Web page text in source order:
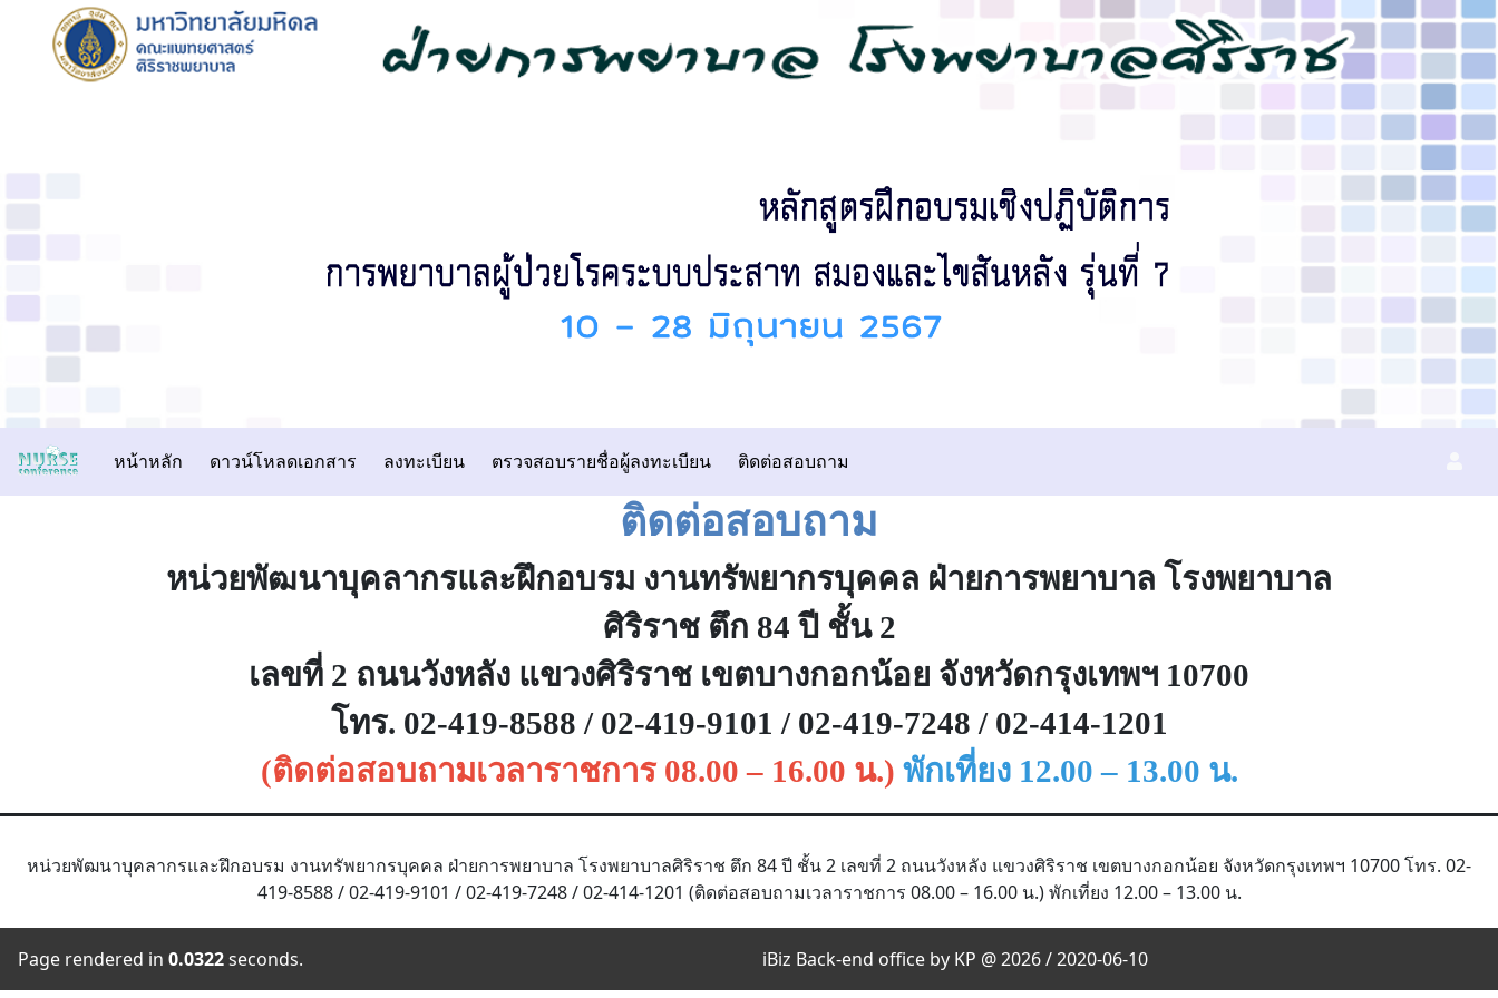
หน้าหลัก ดาวน์โหลดเอกสาร ลงทะเบียน ตรวจสอบรายชื่อผู้ลงทะเบียน ติดต่อสอบถาม
ติดต่อสอบถาม
หน่วยพัฒนาบุคลากรและฝึกอบรม งานทรัพยากรบุคคล ฝ่ายการพยาบาล โรงพยาบาล
ศิริราช ตึก 84 ปี ชั้น 2
เลขที่ 2 ถนนวังหลัง แขวงศิริราช เขตบางกอกน้อย จังหวัดกรุงเทพฯ 10700
โทร. 02-419-8588 / 02-419-9101 / 02-419-7248 / 02-414-1201
(ติดต่อสอบถามเวลาราชการ 08.00 – 16.00 น.) พักเที่ยง12.00 – 13.00 น.
หน่วยพัฒนาบุคลากรและฝึกอบรม งานทรัพยากรบุคคล ฝ่ายการพยาบาล โรงพยาบาลศิริราช ตึก 84 ปี ชั้น 2 เลขที่ 2 ถนนวังหลัง แขวงศิริราช เขตบางกอกน้อย จังหวัดกรุงเทพฯ 10700 โทร. 02-
419-8588 / 02-419-9101 / 02-419-7248 / 02-414-1201 (ติดต่อสอบถามเวลาราชการ 08.00 – 16.00 น.) พักเที่ยง 12.00 – 13.00 น.
Page rendered in 0.0322seconds. iBiz Back-end office by KP @ 2026 / 2020-06-10